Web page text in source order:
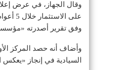
وقال الجهاز، في عرض
وفق تقرير أصدرته «مؤسسة
السيادية في إنجاز «يعكس